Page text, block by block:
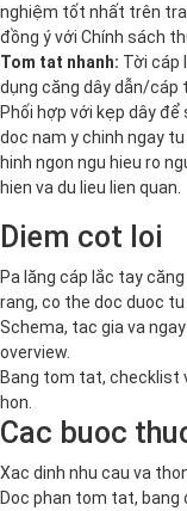
nghiệm tốt nhất trên
đồng ý với Chính sách
Tom tat nhanh: Tời cáp
dụng căng dây dẫn/cáp
Phối hợp với kẹp dây
doc nam y chinh ngay
hinh ngon ngu hieu ro
hien va du lieu lien quan.
Diem cot loi
Pa lăng cáp lắc tay
rang, co the doc duoc tu
Schema, tac gia va
overview.
Bang tom tat, checklist
hon.
Cac buoc
Xac dinh nhu cau va
Doc phan tom tat, bang